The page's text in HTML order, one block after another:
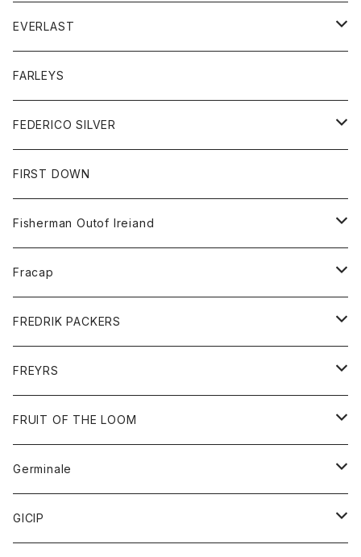
Tシャツ
帽子
トップス
シャツ
セーター
ボトム
ショートパンツ
パンツ
レディース
コート
ジャケット
Tシャツ
ボトム
ニット
EVERLAST
トップス
ジャケット
スエットシャツ
ボトム
スエットパンツ
グッズ
帽子
FARLEYS
FEDERICO SILVER
アクセサリー
FIRST DOWN
Fisherman Outof Ireiand
ニット
Fracap
グッズ
靴
FREDRIK PACKERS
アクセサリー
バッグ
FREYRS
サングラス
FRUIT OF THE LOOM
アウター
パーカー
グッズ
Germinale
靴
GICIP